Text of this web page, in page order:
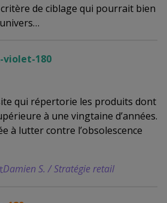
de ciblage qui pourrait bien
qui répertorie les produits dont
à une vingtaine d’années.
à lutter contre l’obsolescence
Damien S. / Stratégie retail